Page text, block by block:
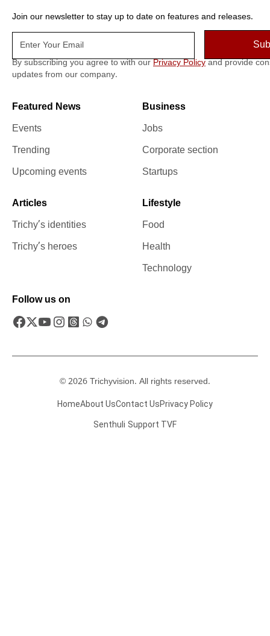
Join our newsletter to stay up to date on features and releases.
By subscribing you agree to with our Privacy Policy and provide
updates from our company.
Featured News
Events
Trending
Upcoming events
Business
Jobs
Corporate section
Startups
Articles
Trichy’s identities
Trichy’s heroes
Lifestyle
Food
Health
Technology
Follow us on
© 2026 Trichyvision. All rights reserved.
HomeAbout UsContact UsPrivacy Policy
Senthuli Support TVF